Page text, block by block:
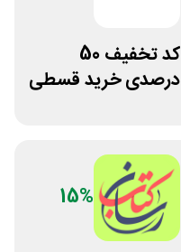
کد تخفیف 50
درصدی خرید قسطی
15%